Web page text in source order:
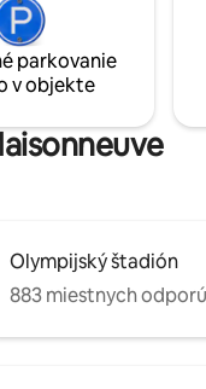
8
je
pozemku.
ktorú môžete
môžete dať
sa čoskoro!
parkovanie
v objekte
Olympijský štadión
883 miestnych